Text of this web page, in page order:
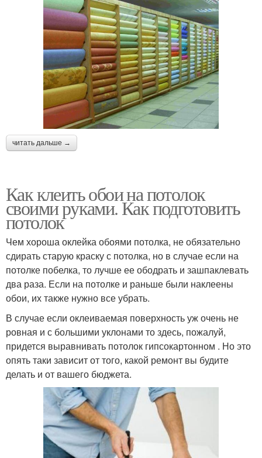
читать дальше →
Как клеить обои на потолок
своими руками. Как подготовить
потолок
Чем хороша оклейка обоями потолка, не обязательно
сдирать старую краску с потолка, но в случае если на
потолке побелка, то лучше ее ободрать и зашпаклевать
два раза. Если на потолке и раньше были наклеены
обои, их также нужно все убрать.
В случае если оклеиваемая поверхность уж очень не
ровная и с большими уклонами то здесь, пожалуй,
придется выравнивать потолок гипсокартонном . Но это
опять таки зависит от того, какой ремонт вы будите
делать и от вашего бюджета.